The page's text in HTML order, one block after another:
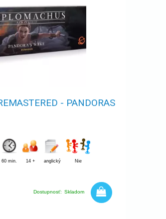
- PANDORAS
60 min. 14 + anglický Nie
Dostupnosť: Skladom